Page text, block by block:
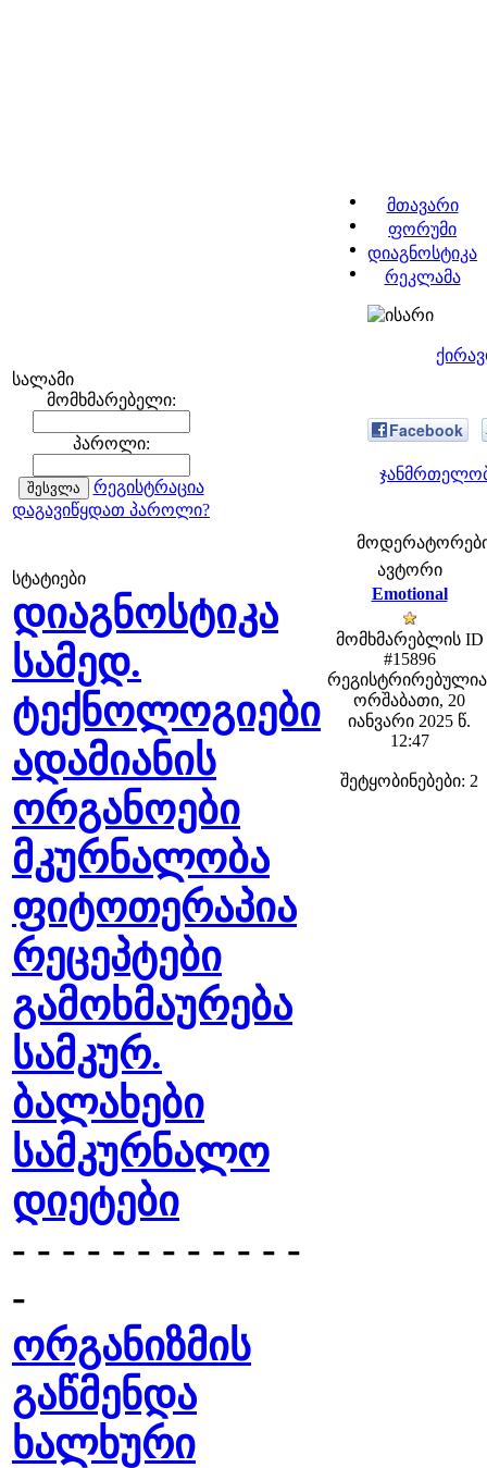
მთავარი
ფორუმი
დიაგნოსტიკა
რეკლამა
სალამი
მომხმარებელი:
პაროლი:
რეგისტრაცია
დაგავიწყდათ პაროლი?
სტატიები
დიაგნოსტიკა
სამედ.
ტექნოლოგიები
ადამიანის
ორგანოები
მკურნალობა
ფიტოთერაპია
რეცეპტები
გამოხმაურება
სამკურ.
ბალახები
სამკურნალო
დიეტები
- - - - - - - - - - - -
-
ორგანიზმის
გაწმენდა
ხალხური
Facebook
მოდერატორები:
ავტორი
Emotional
მომხმარებლის ID
#15896
ორშაბათი, 20
იანვარი 2025 წ.
12:47
შეტყობინებები: 2